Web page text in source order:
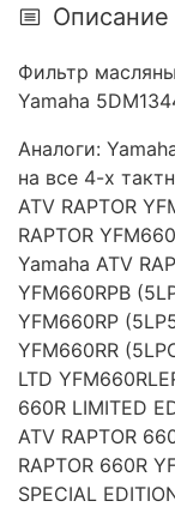
Описание
Фильтр
Yamaha
Аналоги:
на все 4-х
ATV RAPTOR
RAPTOR
Yamaha ATV
YFM660RPB
YFM660RP
YFM660RR
LTD
660R LIMITED
ATV RAPTOR
RAPTOR 660R
SPECIAL